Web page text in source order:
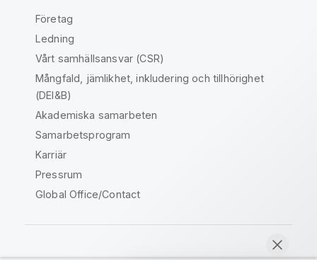
Företag
Ledning
Vårt samhällsansvar (CSR)
Mångfald, jämlikhet, inkludering och tillhörighet
(DEI&B)
Akademiska samarbeten
Samarbetsprogram
Karriär
Pressrum
Global Office/Contact